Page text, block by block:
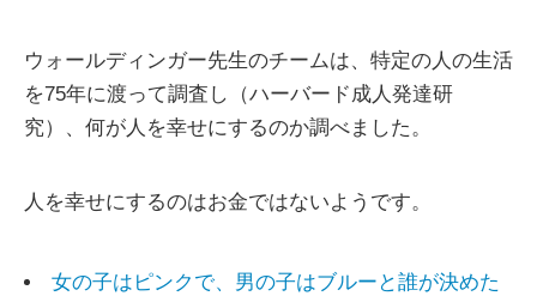
ウォールディンガー先生のチームは、特定の人の生活
を75年に渡って調査し（ハーバード成人発達研
究）、何が人を幸せにするのか調べました。
人を幸せにするのはお金ではないようです。
女の子はピンクで、男の子はブルーと誰が決めた